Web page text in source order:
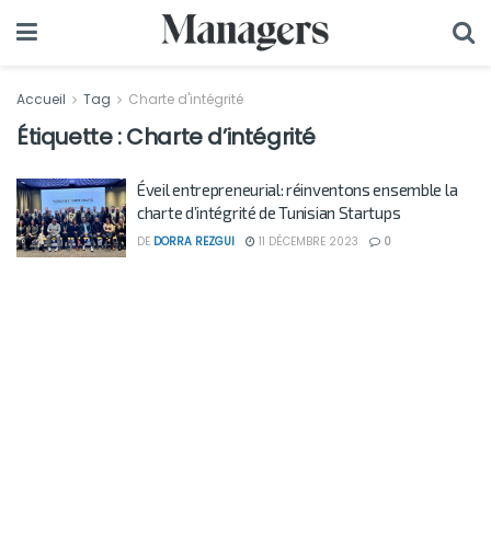
Accueil Tag Charte d'intégrité
Étiquette :Charte d’intégrité
Éveil entrepreneurial: réinventons ensemble la
charte d’intégrité de Tunisian Startups
DE DORRA REZGUI 11 DÉCEMBRE 2023 0